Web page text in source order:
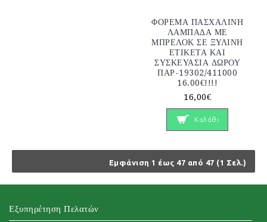
ΦΟΡΕΜΑ ΠΑΣΧΑΛΙΝΗ
ΛΑΜΠΑΔΑ ΜΕ
ΜΠΡΕΛΟΚ ΣΕ ΞΥΛΙΝΗ
ΕΤΙΚΕΤΑ ΚΑΙ
ΣΥΣΚΕΥΑΣΙΑ ΔΩΡΟΥ
ΠΑΡ-19302/411000
16.00€!!!!
16,00€
Καλάθι
Εμφάνιση 1 έως 47 από 47 (1 Σελ.)
Εξυπηρέτηση Πελατών